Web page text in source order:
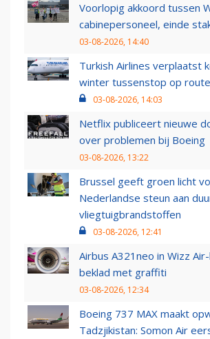
Voorlopig akkoord tussen
cabinepersoneel, einde
03-08-2026, 14:40
Turkish Airlines verplaatst
winter tussenstop op
03-08-2026, 14:03
Netflix publiceert nieuwe
over problemen bij Boeing
03-08-2026, 13:22
Brussel geeft groen licht
Nederlandse steun aan
vliegtuigbrandstoffen
03-08-2026, 12:41
Airbus A321neo in Wizz
beklad met graffiti
03-08-2026, 12:34
Boeing 737 MAX maakt
Tadzjikistan: Somon Air